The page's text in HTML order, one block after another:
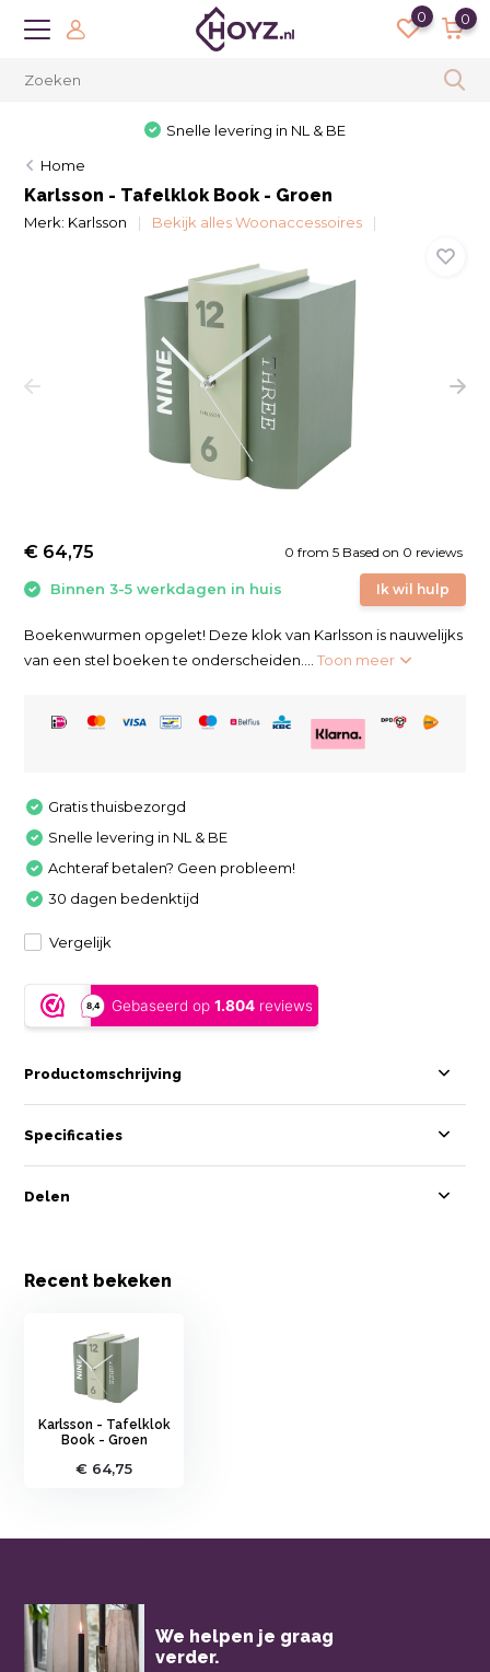
0 0
Snelle levering in NL & BE
Home
Karlsson - Tafelklok Book - Groen
Merk: Karlsson Bekijk alles Woonaccessoires
0 from 5 Based on 0 reviews
Ik wil hulp
€ 64,75
Binnen 3-5 werkdagen in huis
Boekenwurmen opgelet! Deze klok van Karlsson is nauwelijks
van een stel boeken te onderscheiden....Toon meer
Gratis thuisbezorgd
Snelle levering in NL & BE
Achteraf betalen? Geen probleem!
30 dagen bedenktijd
Vergelijk
Productomschrijving
Specificaties
Delen
Recent bekeken
Karlsson - Tafelklok
Book - Groen
€ 64,75
We helpen je graag
verder.